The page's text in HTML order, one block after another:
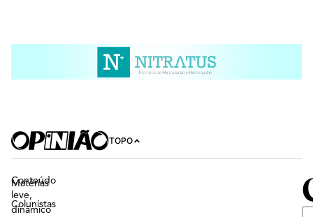
TOPO
Conteúdo
leve,
dinâmico
Matérias
Colunistas